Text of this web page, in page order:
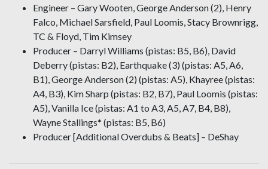
Engineer – Gary Wooten, George Anderson (2), Henry
Falco, Michael Sarsfield, Paul Loomis, Stacy Brownrigg,
TC & Floyd, Tim Kimsey
Producer – Darryl Williams (pistas: B5, B6), David
Deberry (pistas: B2), Earthquake (3) (pistas: A5, A6,
B1), George Anderson (2) (pistas: A5), Khayree (pistas:
A4, B3), Kim Sharp (pistas: B2, B7), Paul Loomis (pistas:
A5), Vanilla Ice (pistas: A1 to A3, A5, A7, B4, B8),
Wayne Stallings* (pistas: B5, B6)
Producer [Additional Overdubs & Beats] – DeShay